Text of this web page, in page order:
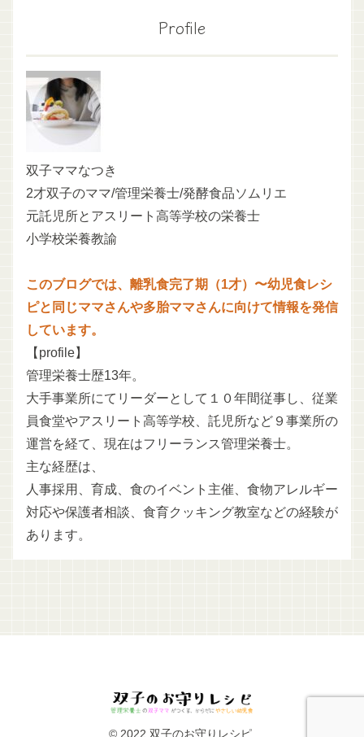
Profile
双子ママなつき
2才双子のママ/管理栄養士/発酵食品ソムリエ
元託児所とアスリート高等学校の栄養士
小学校栄養教諭
このブログでは、離乳食完了期（1才）〜幼児食レシ
ピと同じママさんや多胎ママさんに向けて情報を発信
しています。
【profile】
管理栄養士歴13年。
大手事業所にてリーダーとして１０年間従事し、従業
員食堂やアスリート高等学校、託児所など９事業所の
運営を経て、現在はフリーランス管理栄養士。
主な経歴は、
人事採用、育成、食のイベント主催、食物アレルギー
対応や保護者相談、食育クッキング教室などの経験が
あります。
© 2022 双子のお守りレシピ.